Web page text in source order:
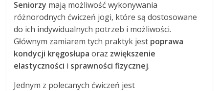
Seniorzy mają możliwość wykonywania
różnorodnych ćwiczeń jogi, które są dostosowane
do ich indywidualnych potrzeb i możliwości.
Głównym zamiarem tych praktyk jest poprawa
kondycji kręgosłupa oraz zwiększenie
elastyczności i sprawności fizycznej.
Jednym z polecanych ćwiczeń jest